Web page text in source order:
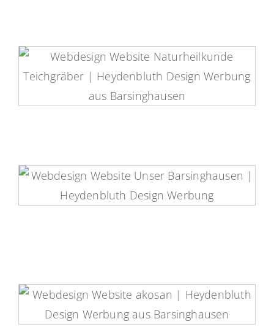
Heilpraktikerin Teichgräber
Website
Unser Barsinghausen Website
Akosan Website